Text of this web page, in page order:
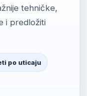
tehničke,
i predložiti
po uticaju